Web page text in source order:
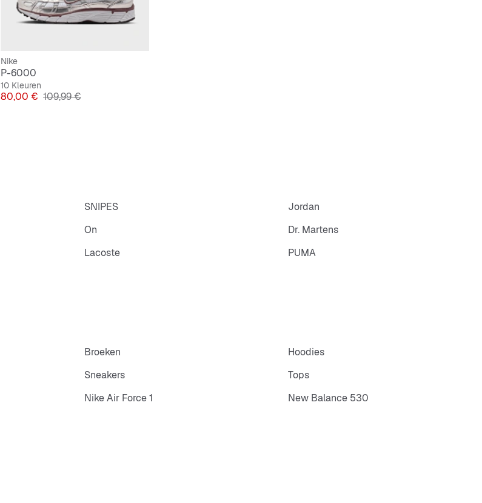
Nike
P-6000
10 Kleuren
Prijs
80,00 € Originele Prijs
109,99 €
SNIPES
Jordan
On
Dr. Martens
Lacoste
PUMA
Broeken
Hoodies
Sneakers
Tops
Nike Air Force 1
New Balance 530